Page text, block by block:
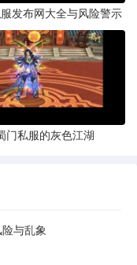
发布网大全与风险警示
门私服的灰色江湖
与乱象